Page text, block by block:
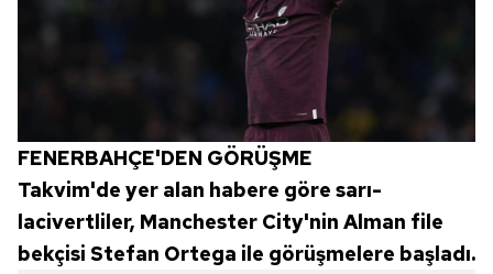
FENERBAHÇE'DEN GÖRÜŞME
Takvim'de yer alan habere göre sarı-
lacivertliler, Manchester City'nin Alman file
bekçisi Stefan Ortega ile görüşmelere başladı.